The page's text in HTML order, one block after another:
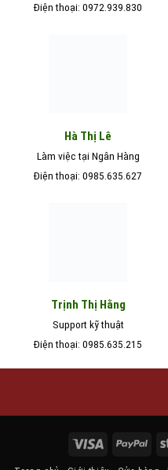
Điện thoại: 0972.939.830
Hà Thị Lê
Làm việc tại Ngân Hàng
Điện thoại: 0985.635.627
Trịnh Thị Hằng
Support kỹ thuật
Điện thoại: 0985.635.215